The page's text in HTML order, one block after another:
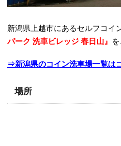
新潟県上越市にあるセルフコイ
パーク 洗車ビレッジ 春日山』
⇒新潟県のコイン洗車場一覧は
場所